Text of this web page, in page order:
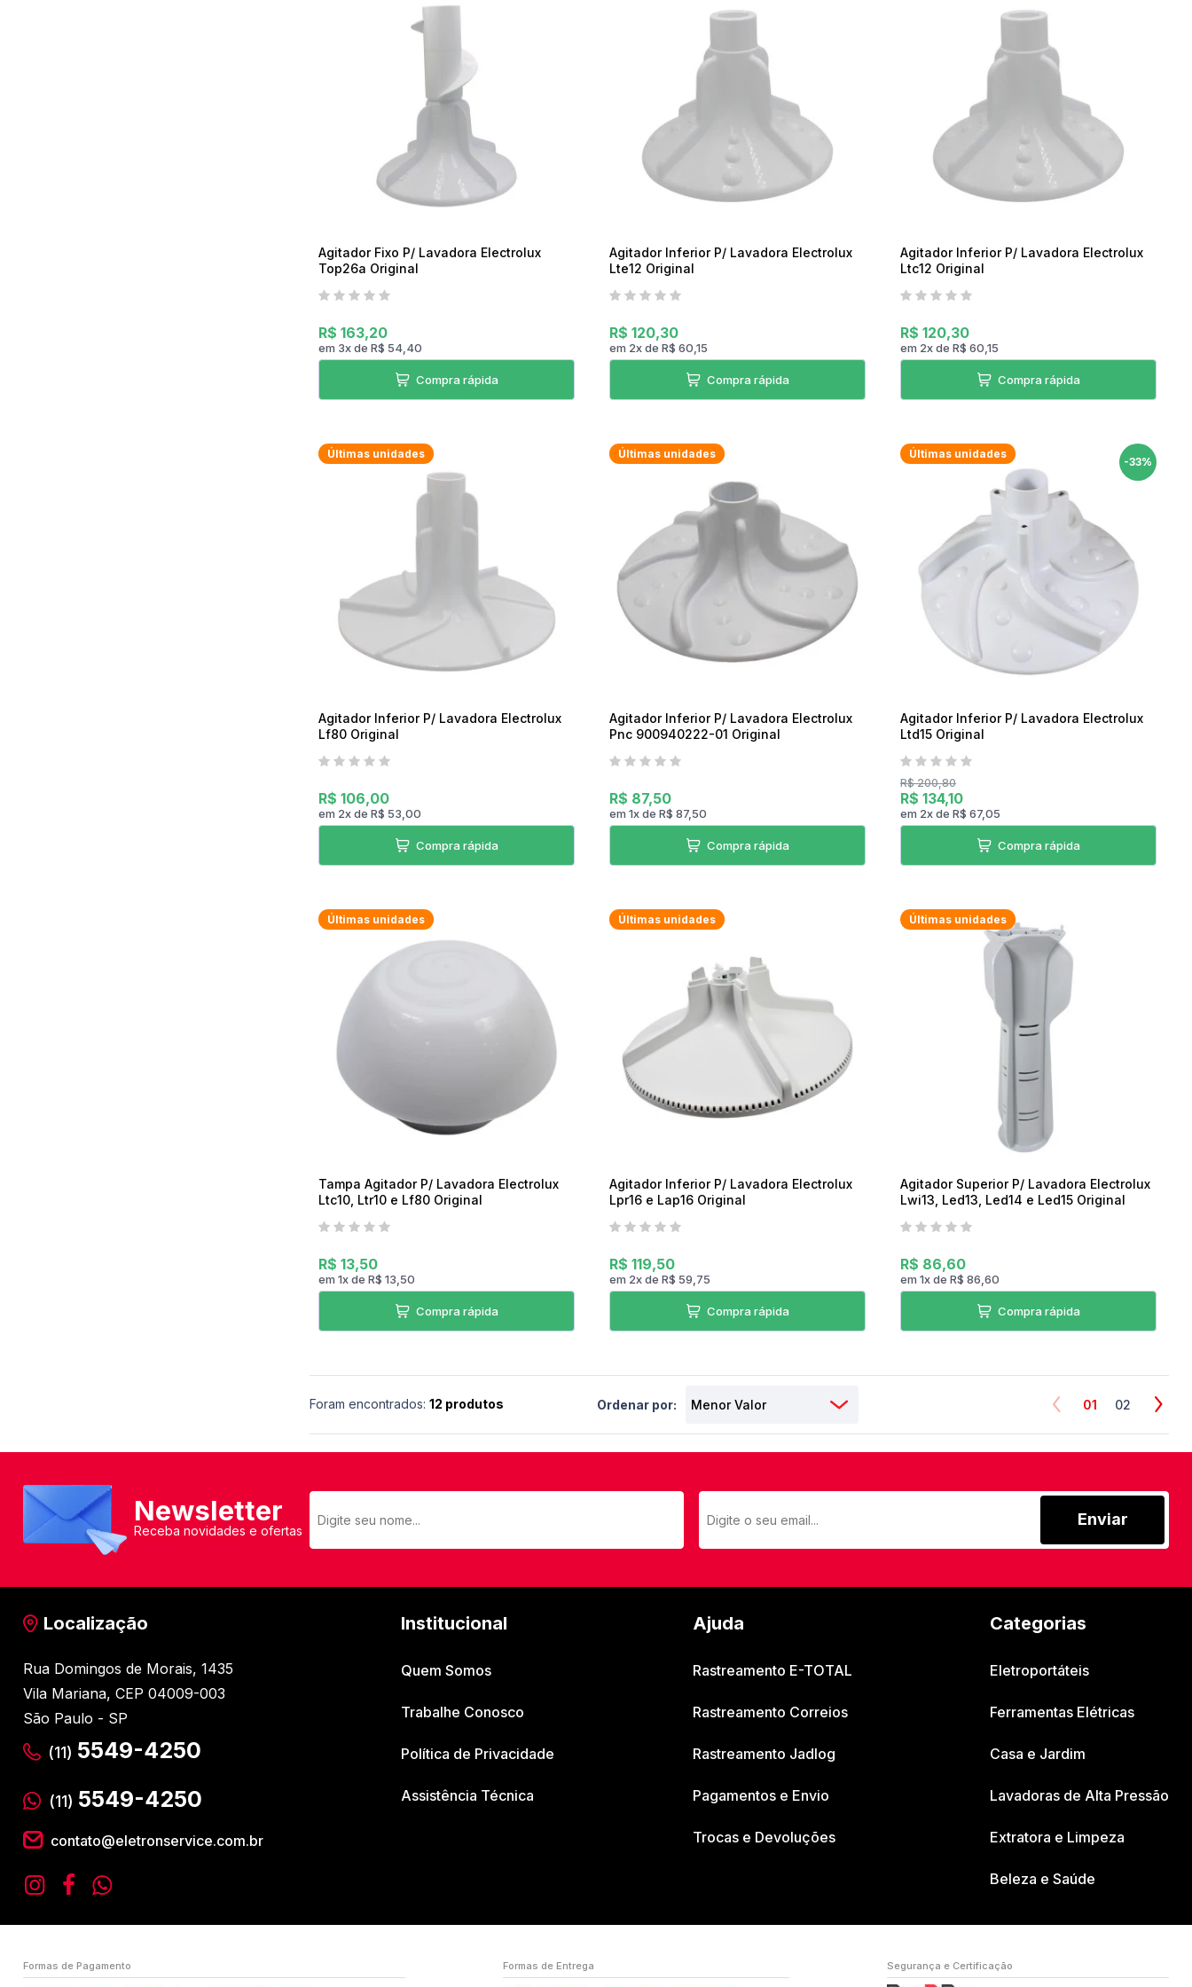
07h as 17h
Serras Rápidas / Policorte
Desengripante
Agitador Fixo P/ Lavadora Electrolux
Top26a Original
R$ 163,20
em 3xde R$ 54,40
Compra rápida
Agitador Inferior P/ Lavadora Electrolux
Lte12 Original
R$ 120,30
em 2xde R$ 60,15
Compra rápida
Agitador Inferior P/ Lavadora Electrolux
Ltc12 Original
R$ 120,30
em 2xde R$ 60,15
Compra rápida
Últimas unidades
Agitador Inferior P/ Lavadora Electrolux
Lf80 Original
R$ 106,00
em 2xde R$ 53,00
Compra rápida
Últimas unidades
Agitador Inferior P/ Lavadora Electrolux
Pnc 900940222-01 Original
R$ 87,50
em 1xde R$ 87,50
Compra rápida
-33%
Últimas unidades
Agitador Inferior P/ Lavadora Electrolux
Ltd15 Original
R$ 200,80
R$ 134,10
em 2xde R$ 67,05
Compra rápida
Últimas unidades
Tampa Agitador P/ Lavadora Electrolux
Ltc10, Ltr10 e Lf80 Original
R$ 13,50
em 1xde R$ 13,50
Compra rápida
Últimas unidades
Agitador Inferior P/ Lavadora Electrolux
Lpr16 e Lap16 Original
R$ 119,50
em 2xde R$ 59,75
Compra rápida
Últimas unidades
Agitador Superior P/ Lavadora Electrolux
Lwi13, Led13, Led14 e Led15 Original
R$ 86,60
em 1xde R$ 86,60
Compra rápida
Foram encontrados: 12 produtos Ordenar por: 01 02
Newsletter
Receba novidades e ofertas
Enviar
Localização
Rua Domingos de Morais, 1435
Vila Mariana, CEP 04009-003
São Paulo - SP
(11) 5549-4250
(11) 5549-4250
contato@eletronservice.com.br
Institucional
Quem Somos
Trabalhe Conosco
Política de Privacidade
Assistência Técnica
Ajuda
Rastreamento E-TOTAL
Rastreamento Correios
Rastreamento Jadlog
Pagamentos e Envio
Trocas e Devoluções
Categorias
Eletroportáteis
Ferramentas Elétricas
Casa e Jardim
Lavadoras de Alta Pressão
Extratora e Limpeza
Beleza e Saúde
Formas de Pagamento Formas de Entrega Segurança e Certificação